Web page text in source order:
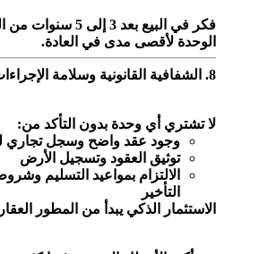
فكر في البيع بعد 3
الوحدة لأقصى مدى في العادة.
8. الشفافية القانونية وسلامة الإجراءات
لا تشتري أي وحدة بدون التأكد من:
وجود عقد واضح وسجل تجاري
توثيق العقود وتسجيل الأرض
الالتزام بمواعيد التسليم
التأخير
الاستثمار الذكي يبدأ من المطور